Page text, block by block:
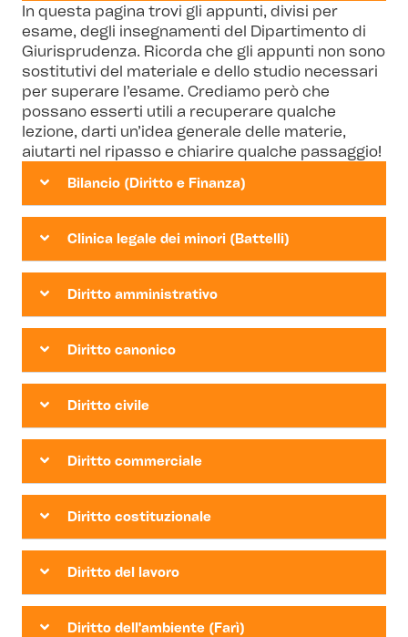
In questa pagina trovi gli appunti, divisi per
esame, degli insegnamenti del Dipartimento di
Giurisprudenza. Ricorda che gli appunti non sono
sostitutivi del materiale e dello studio necessari
per superare l’esame. Crediamo però che
possano esserti utili a recuperare qualche
lezione, darti un’idea generale delle materie,
aiutarti nel ripasso e chiarire qualche passaggio!
Bilancio (Diritto e Finanza)
Clinica legale dei minori (Battelli)
Diritto amministrativo
Diritto canonico
Diritto civile
Diritto commerciale
Diritto costituzionale
Diritto del lavoro
Diritto dell'ambiente (Farì)